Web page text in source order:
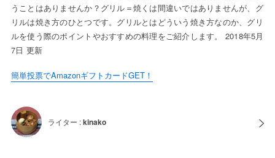
うことはありませんか？グリル＝焼くは間違いではありませんが、グ
リルは焼き方のひとつです。グリルとはどういう焼き方なのか、グリ
ルを使う際のポイントやおすすめの料理をご紹介します。 2018年5月
7日 更新
簡単投票でAmazonギフトカードGET！
ライター :kinako